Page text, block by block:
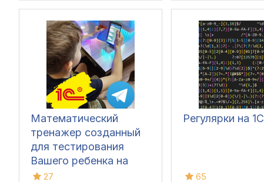
Математический
тренажер созданный
для тестирования
Вашего ребенка на
предмет: умножения,
27
Регулярки на 1С
65